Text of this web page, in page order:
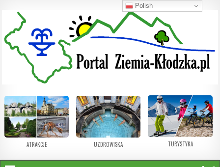
ATRAKCJE UZDROWISKA TURYSTYKA
Polish